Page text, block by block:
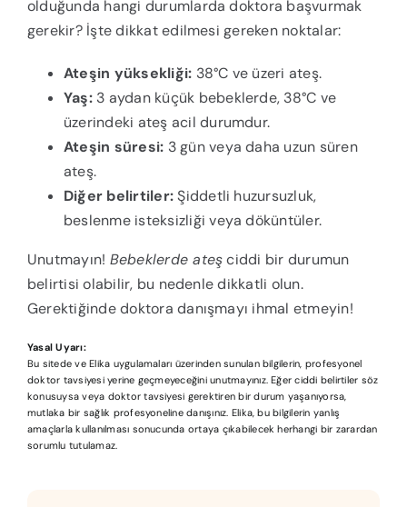
olduğunda hangi durumlarda doktora başvurmak
gerekir? İşte dikkat edilmesi gereken noktalar:
Ateşin yüksekliği: 38°C ve üzeri ateş.
Yaş:3 aydan küçük bebeklerde, 38°C ve
üzerindeki ateş acil durumdur.
Ateşin süresi: 3 gün veya daha uzun süren
ateş.
Diğer belirtiler:Şiddetli huzursuzluk,
beslenme isteksizliği veya döküntüler.
Unutmayın! Bebeklerde ateşciddi bir durumun
belirtisi olabilir, bu nedenle dikkatli olun.
Gerektiğinde doktora danışmayı ihmal etmeyin!
Yasal Uyarı:
Bu sitede ve Elika uygulamaları üzerinden sunulan bilgilerin, profesyonel
doktor tavsiyesi yerine geçmeyeceğini unutmayınız. Eğer ciddi belirtiler söz
konusuysa veya doktor tavsiyesi gerektiren bir durum yaşanıyorsa,
mutlaka bir sağlık profesyoneline danışınız. Elika, bu bilgilerin yanlış
amaçlarla kullanılması sonucunda ortaya çıkabilecek herhangi bir zarardan
sorumlu tutulamaz.